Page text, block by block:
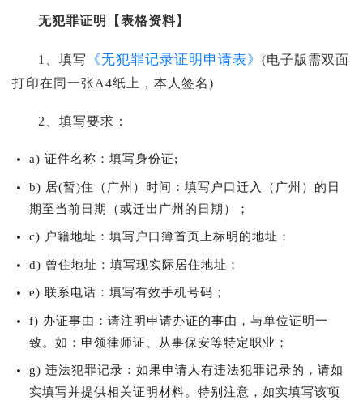
无犯罪证明【表格资料】
1、填写 《无犯罪记录证明申请表》 (电子版需双面
打印在同一张A4纸上，本人签名)
2、填写要求：
a) 证件名称：填写身份证;
b) 居(暂)住（广州）时间：填写户口迁入（广州）的日
期至当前日期（或迁出广州的日期）；
c) 户籍地址：填写户口簿首页上标明的地址；
d) 曾住地址：填写现实际居住地址；
e) 联系电话：填写有效手机号码；
f) 办证事由：请注明申请办证的事由，与单位证明一
致。如：申领律师证、从事保安等特定职业；
g) 违法犯罪记录：如果申请人有违法犯罪记录的，请如
实填写并提供相关证明材料。特别注意，如实填写该项